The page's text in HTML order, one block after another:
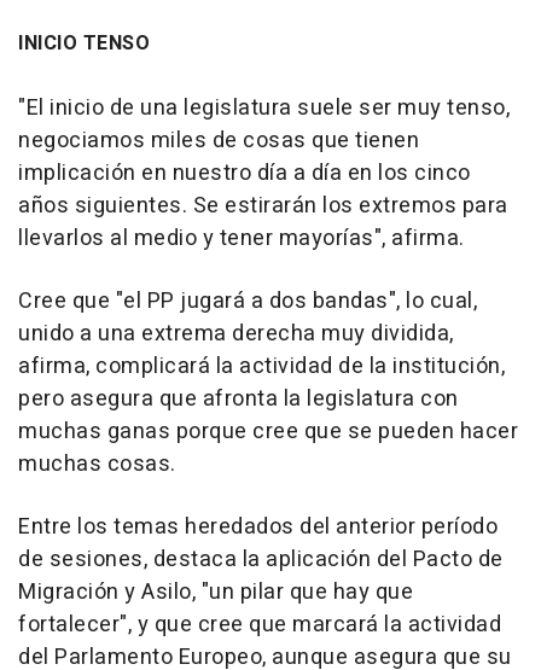
INICIO TENSO
"El inicio de una legislatura suele ser muy tenso,
negociamos miles de cosas que tienen
implicación en nuestro día a día en los cinco
años siguientes. Se estirarán los extremos para
llevarlos al medio y tener mayorías", afirma.
Cree que "el PP jugará a dos bandas", lo cual,
unido a una extrema derecha muy dividida,
afirma, complicará la actividad de la institución,
pero asegura que afronta la legislatura con
muchas ganas porque cree que se pueden hacer
muchas cosas.
Entre los temas heredados del anterior período
de sesiones, destaca la aplicación del Pacto de
Migración y Asilo, "un pilar que hay que
fortalecer", y que cree que marcará la actividad
del Parlamento Europeo, aunque asegura que su